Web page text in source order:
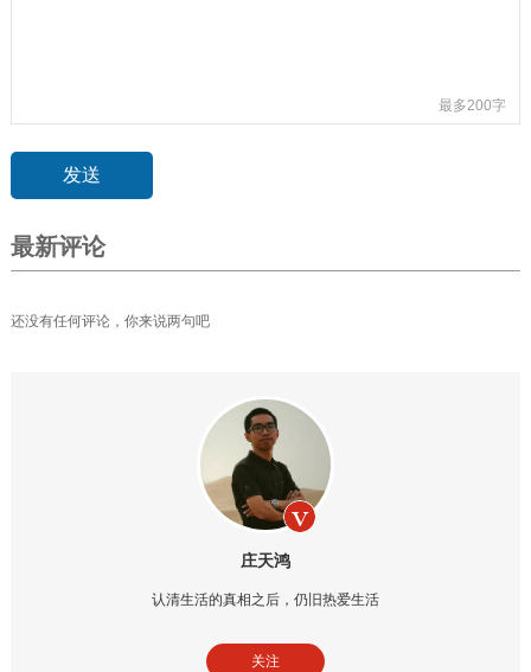
最多200字
最新评论
还没有任何评论，你来说两句吧
庄天鸿
认清生活的真相之后，仍旧热爱生活
关注